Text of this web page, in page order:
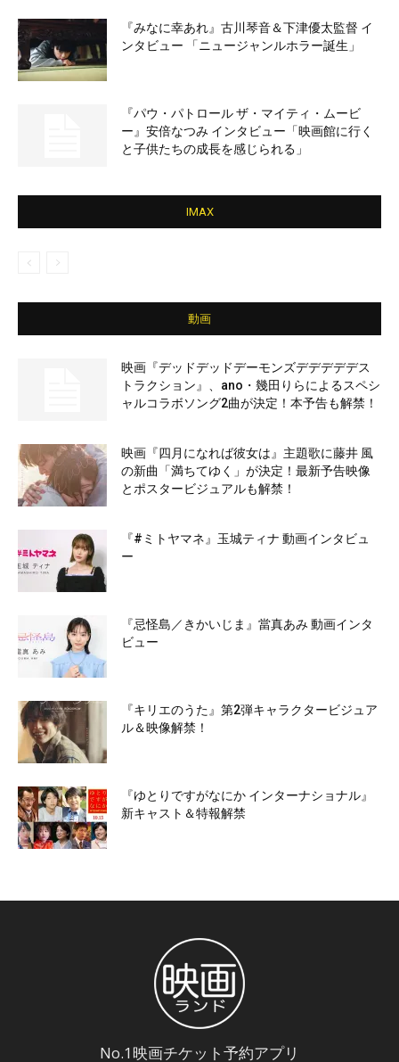
『みなに幸あれ』古川琴音＆下津優太監督 イ
ンタビュー 「ニュージャンルホラー誕生」
『パウ・パトロール ザ・マイティ・ムービ
ー』安倍なつみ インタビュー「映画館に行く
と子供たちの成長を感じられる」
IMAX
動画
映画『デッドデッドデーモンズデデデデデス
トラクション』、ano・幾田りらによるスペシ
ャルコラボソング2曲が決定！本予告も解禁！
映画『四月になれば彼女は』主題歌に藤井 風
の新曲「満ちてゆく」が決定！最新予告映像
とポスタービジュアルも解禁！
『#ミトヤマネ』玉城ティナ 動画インタビュ
ー
『忌怪島／きかいじま』當真あみ 動画インタ
ビュー
『キリエのうた』第2弾キャラクタービジュア
ル＆映像解禁！
『ゆとりですがなにか インターナショナル』
新キャスト＆特報解禁
No.1映画チケット予約アプリ